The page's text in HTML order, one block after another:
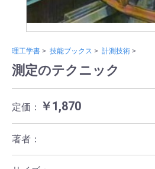
理工学書 > 技能ブックス > 計測技術 >
測定のテクニック
定価： ￥1,870
著者：